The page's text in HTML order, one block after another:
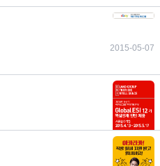
2015-05-07
2015-05-06